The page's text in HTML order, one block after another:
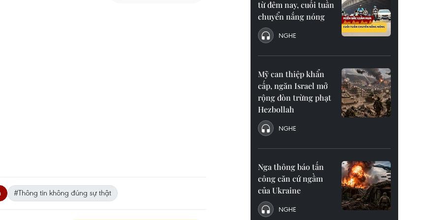
#Thông tin không đúng sự thật
từ đêm nay, cuối tuần
chuyển nắng nóng
NGHE
Mỹ can thiệp khẩn
cấp, ngăn Israel mở
rộng đòn trừng phạt
Hezbollah
NGHE
Nga thông báo tấn
công căn cứ ngầm
của Ukraine
NGHE